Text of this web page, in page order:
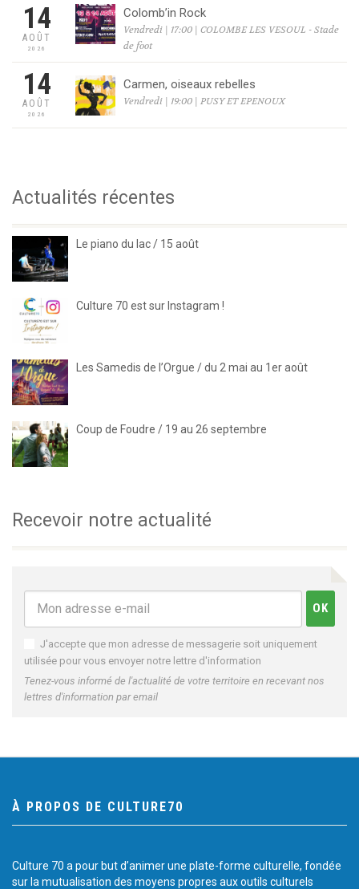
14
AOÛT
2026
Colomb’in Rock
Vendredi | 17:00 | COLOMBE LES VESOUL - Stade
de foot
14
AOÛT
2026
Carmen, oiseaux rebelles
Vendredi | 19:00 | PUSY ET EPENOUX
Actualités récentes
Le piano du lac / 15 août
Culture 70 est sur Instagram !
Les Samedis de l’Orgue / du 2 mai au 1er août
Coup de Foudre / 19 au 26 septembre
Recevoir notre actualité
J'accepte que mon adresse de messagerie soit uniquement
utilisée pour vous envoyer notre lettre d'information
Tenez-vous informé de l'actualité de votre territoire en recevant nos
lettres d'information par email
À PROPOS DE CULTURE70
Culture 70 a pour but d’animer une plate-forme culturelle, fondée
sur la mutualisation des moyens propres aux outils culturels